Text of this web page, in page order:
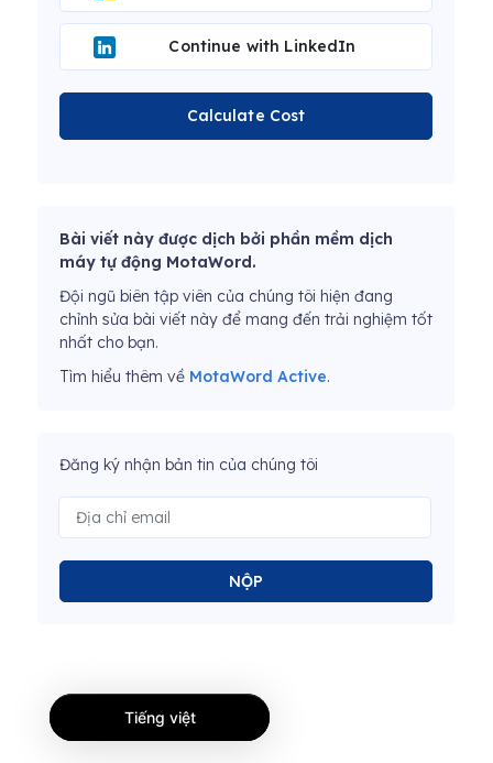
Continue with LinkedIn
Calculate Cost
Bài viết này được dịch bởi phần mềm dịch
máy tự động MotaWord.
Đội ngũ biên tập viên của chúng tôi hiện đang
chỉnh sửa bài viết này để mang đến trải nghiệm tốt
nhất cho bạn.
Tìm hiểu thêm về MotaWord Active.
Đăng ký nhận bản tin của chúng tôi
NỘP
Tiếng việt